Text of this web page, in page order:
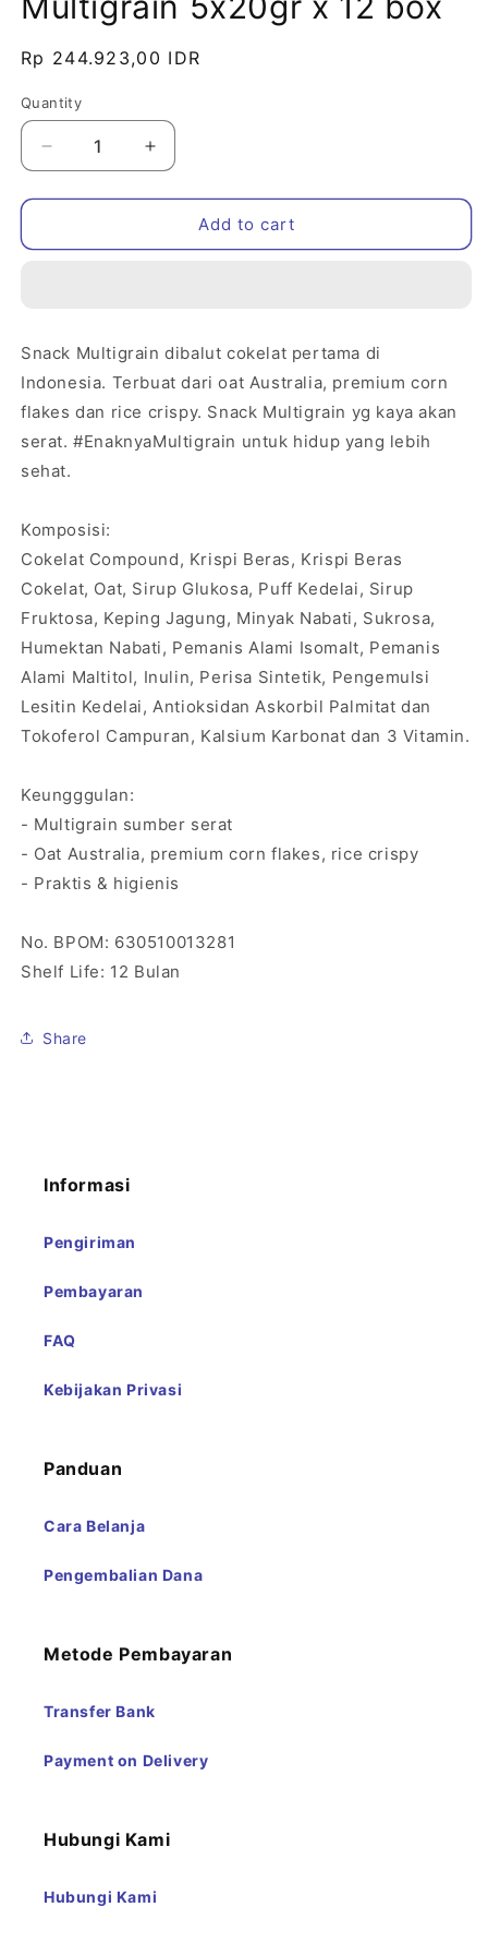
Regular
Rp 244.923,00 IDR
Quantity
Decrease
quantity
for
Choco
12
box
Increase
quantity
for
Choco
12
box
Add to cart
Snack Multigrain dibalut cokelat pertama di
Indonesia. Terbuat dari oat Australia, premium corn
flakes dan rice crispy. Snack Multigrain yg kaya akan
serat. #EnaknyaMultigrain untuk hidup yang lebih
sehat.
Komposisi:
Cokelat Compound, Krispi Beras, Krispi Beras
Cokelat, Oat, Sirup Glukosa, Puff Kedelai, Sirup
Fruktosa, Keping Jagung, Minyak Nabati, Sukrosa,
Humektan Nabati, Pemanis Alami Isomalt, Pemanis
Alami Maltitol, Inulin, Perisa Sintetik, Pengemulsi
Lesitin Kedelai, Antioksidan Askorbil Palmitat dan
Tokoferol Campuran, Kalsium Karbonat dan 3 Vitamin.
Keungggulan:
- Multigrain sumber serat
- Oat Australia, premium corn flakes, rice crispy
- Praktis & higienis
No. BPOM: 630510013281
Shelf Life: 12 Bulan
Share
Informasi
Pengiriman
Pembayaran
FAQ
Kebijakan Privasi
Panduan
Cara Belanja
Pengembalian Dana
Metode Pembayaran
Transfer Bank
Payment on Delivery
Hubungi Kami
Hubungi Kami